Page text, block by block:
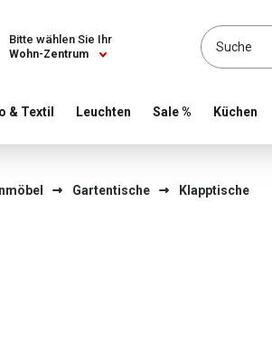
content for your location and shop online
Wohn-Zentrum
Bitte wählen Sie Ihr
& Textil Leuchten Sale % Küchen
Gartentische Klapptische